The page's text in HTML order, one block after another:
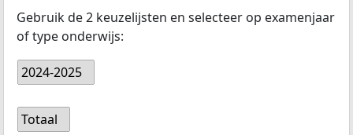
Gebruik de 2 keuzelijsten en selecteer op examenjaar
of type onderwijs:
2024-2025
Totaal